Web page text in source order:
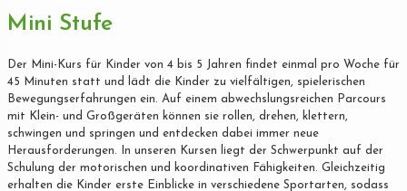
Mini Stufe
Der Mini-Kurs für Kinder von 4 bis 5 Jahren findet einmal pro Woche für
45 Minuten statt und lädt die Kinder zu vielfältigen, spielerischen
Bewegungserfahrungen ein. Auf einem abwechslungsreichen Parcours
mit Klein- und Großgeräten können sie rollen, drehen, klettern,
schwingen und springen und entdecken dabei immer neue
Herausforderungen. In unseren Kursen liegt der Schwerpunkt auf der
Schulung der motorischen und koordinativen Fähigkeiten. Gleichzeitig
erhalten die Kinder erste Einblicke in verschiedene Sportarten, sodass